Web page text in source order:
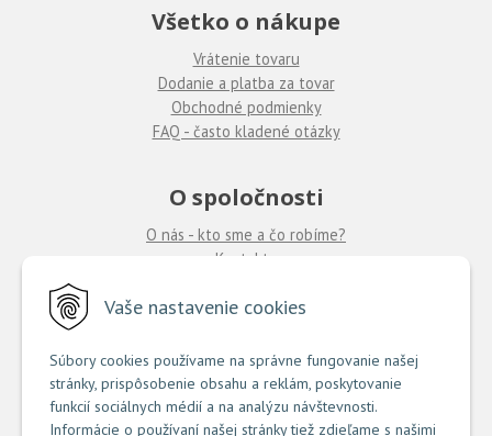
Vaše nastavenie cookies
Súbory cookies používame na správne fungovanie našej
stránky, prispôsobenie obsahu a reklám, poskytovanie
funkcií sociálnych médií a na analýzu návštevnosti.
Informácie o používaní našej stránky tiež zdieľame s našimi
Všetko o nákupe
Vrátenie tovaru
Dodanie a platba za tovar
Obchodné podmienky
FAQ - často kladené otázky
O spoločnosti
O nás - kto sme a čo robíme?
Kontakty
Predajne COUTURE
TU nájdete zoznam našich predajní